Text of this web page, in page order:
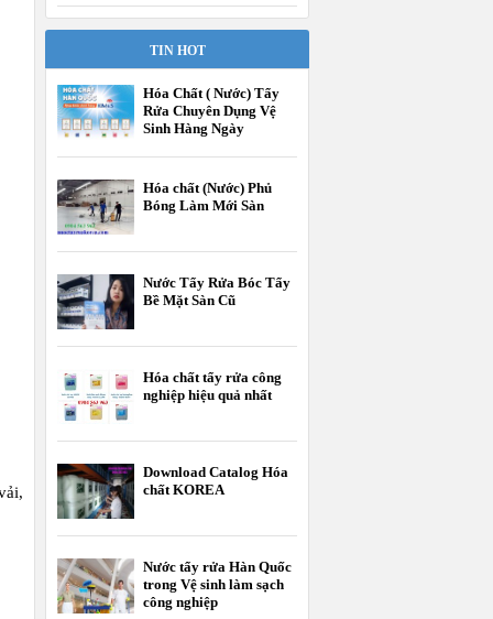
TIN HOT
Hóa Chất ( Nước) Tẩy
Rửa Chuyên Dụng Vệ
Sinh Hàng Ngày
Hóa chất (Nước) Phủ
Bóng Làm Mới Sàn
Nước Tẩy Rửa Bóc Tẩy
Bề Mặt Sàn Cũ
Hóa chất tẩy rửa công
nghiệp hiệu quả nhất
Download Catalog Hóa
chất KOREA
Nước tẩy rửa Hàn Quốc
trong Vệ sinh làm sạch
công nghiệp